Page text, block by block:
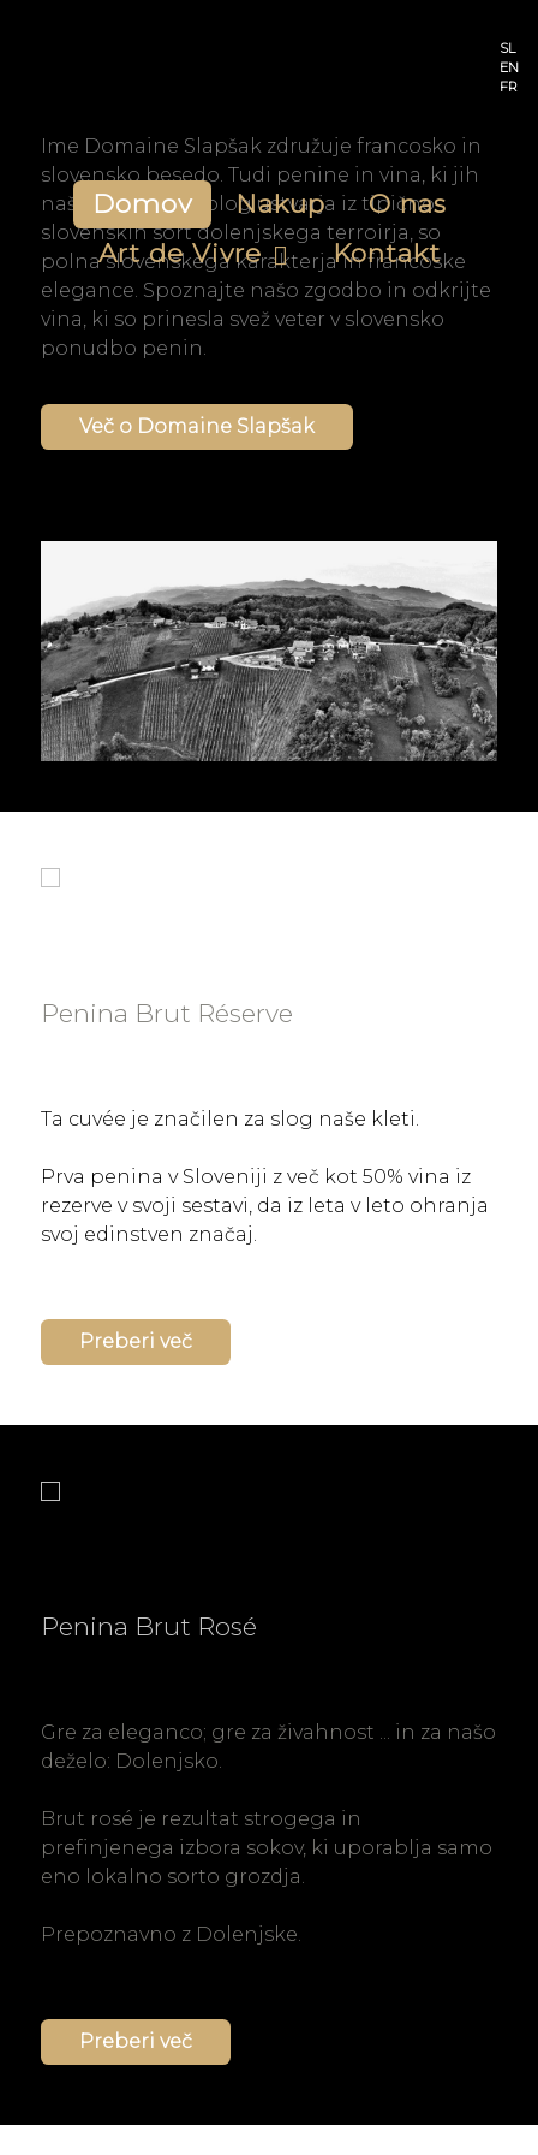
Domov Nakup
O nas
Art de Vivre
Kontakt
SL
EN
FR
Ime Domaine Slapšak združuje francosko in
slovensko besedo. Tudi penine in vina, ki jih
naš francoski enolog ustvarja iz tipično
slovenskih sort dolenjskega terroirja, so
polna slovenskega karakterja in francoske
elegance. Spoznajte našo zgodbo in odkrijte
vina, ki so prinesla svež veter v slovensko
ponudbo penin.
Več o Domaine Slapšak
Penina Brut Réserve
Ta cuvée je značilen za slog naše kleti.
Prva penina v Sloveniji z več kot 50% vina iz
rezerve v svoji sestavi, da iz leta v leto ohranja
svoj edinstven značaj.
Preberi več
Penina Brut Rosé
Gre za eleganco; gre za živahnost ... in za našo
deželo: Dolenjsko.
Brut rosé je rezultat strogega in
prefinjenega izbora sokov, ki uporablja samo
eno lokalno sorto grozdja.
Prepoznavno z Dolenjske.
Preberi več